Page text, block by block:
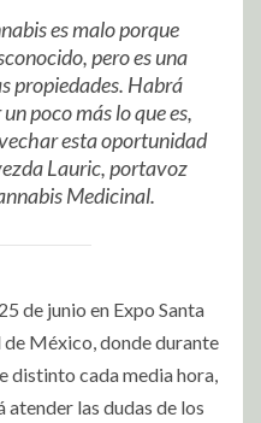
es malo porque
pero es una
propiedades. Habrá
poco más lo que es,
esta oportunidad
Lauric, portavoz
Medicinal.
de junio en Expo Santa
de México, donde durante
distinto cada media hora,
atender las dudas de los